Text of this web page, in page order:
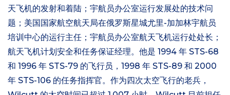
天飞机的发射和着陆；宇航员办公室运行发展处的技术问
题；美国国家航空航天局在俄罗斯星城尤里-加加林宇航员
培训中心的运行主任；宇航员办公室航天飞机运行处处长；
航天飞机计划安全和任务保证经理。他是 1994 年 STS-68
和 1996 年 STS-79 的飞行员，1998 年 STS-89 和 2000
年 STS-106 的任务指挥官。作为四次太空飞行的老兵，